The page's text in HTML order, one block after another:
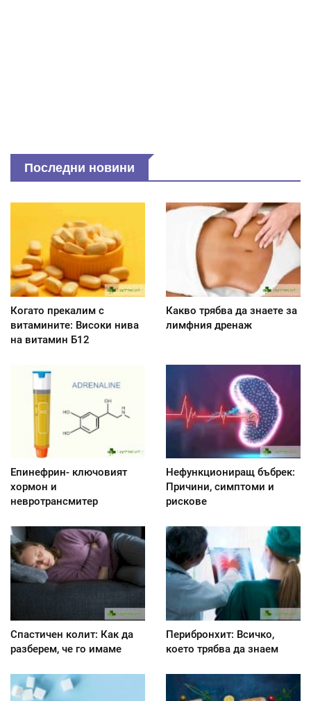
Последни новини
Когато прекалим с
витамините: Високи нива
на витамин Б12
Какво трябва да знаете за
лимфния дренаж
Епинефрин- ключовият
хормон и
невротрансмитер
Нефункциониращ бъбрек:
Причини, симптоми и
рискове
Спастичен колит: Как да
разберем, че го имаме
Перибронхит: Всичко,
което трябва да знаем